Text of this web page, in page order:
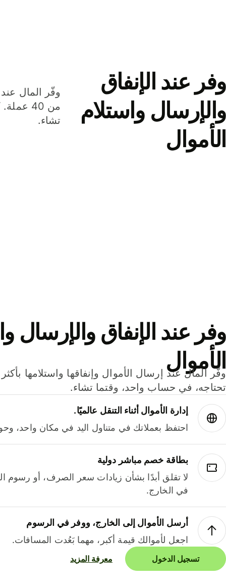
وفر عند الإنفاق
والإرسال واستلام
الأموال
وفّر المال عند
من 40
تشاء.
وفر عند الإنفاق والإرسال
الأموال
تحتاجه، في حساب واحد، وقتما تشاء.
إدارة الأموال أثناء التنقل عالميًا.
احتفظ بعملاتك في متناول اليد في مكان واحد،
بطاقة خصم مباشر دولية
لا تقلق أبدًا بشأن زيادات سعر الصرف، أو رسوم
في الخارج.
أرسل الأموال إلى الخارج، ووفر في الرسوم
اجعل لأموالك قيمة أكبر، مهما بَعُدت المسافات.
تسجيل الدخول معرفة المزيد